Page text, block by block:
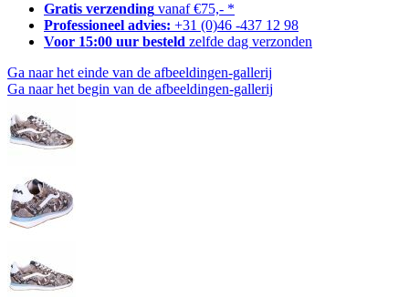
Gratis verzending vanaf €75,- *
Professioneel advies: +31 (0)46 -437 12 98
Voor 15:00 uur besteld zelfde dag verzonden
Ga naar het einde van de afbeeldingen-gallerij
Ga naar het begin van de afbeeldingen-gallerij